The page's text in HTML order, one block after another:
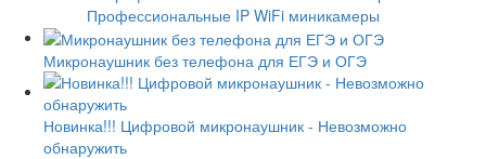
Профессиональные IP WiFi миникамеры
Микронаушник без телефона для ЕГЭ и ОГЭ
Новинка!!! Цифровой микронаушник - Невозможно
обнаружить